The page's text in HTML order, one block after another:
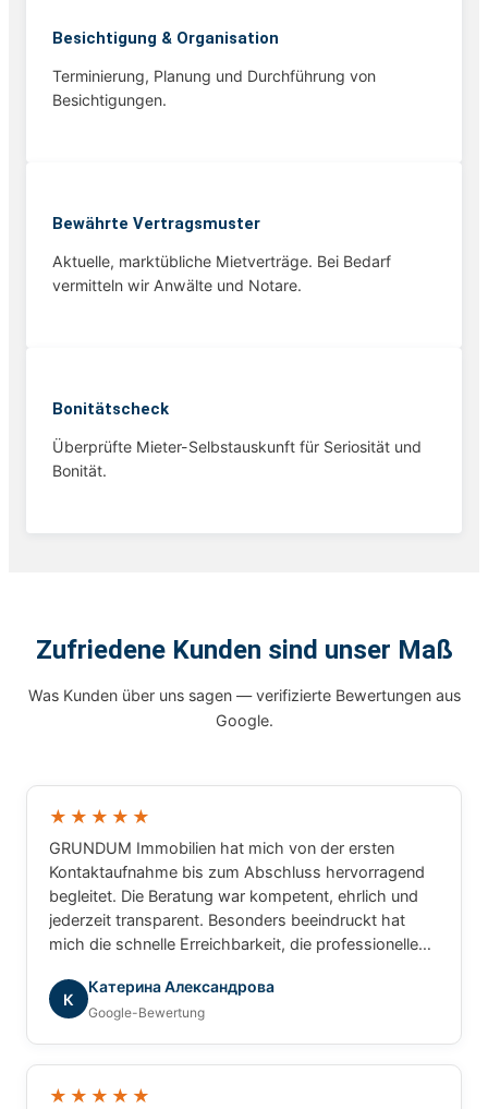
Besichtigung & Organisation
Terminierung, Planung und Durchführung von
Besichtigungen.
Bewährte Vertragsmuster
Aktuelle, marktübliche Mietverträge. Bei Bedarf
vermitteln wir Anwälte und Notare.
Bonitätscheck
Überprüfte Mieter-Selbstauskunft für Seriosität und
Bonität.
Zufriedene Kunden sind unser Maß
Was Kunden über uns sagen — verifizierte Bewertungen aus
Google.
★★★★★
GRUNDUM Immobilien hat mich von der ersten
Kontaktaufnahme bis zum Abschluss hervorragend
begleitet. Die Beratung war kompetent, ehrlich und
jederzeit transparent. Besonders beeindruckt hat
mich die schnelle Erreichbarkeit, die professionelle
Immobilien. Ich hatte zu jeder Zeit das Gefühl, dass
nicht einfach nur eine Immobilie vermittelt wird,
sondern dass meine persönlichen Interessen und
Wünsche im Mittelpunkt stehen. Alle Fragen wurden
verständlich beantwortet und der gesamte Ablauf
К
Катерина Александрова
Google-Bewertung
★★★★★